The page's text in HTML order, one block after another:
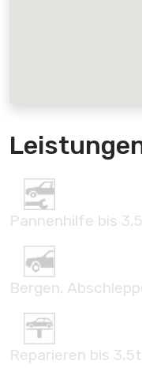
Pannenhilfe bis
Bergen,
Reparieren bis 3,5t